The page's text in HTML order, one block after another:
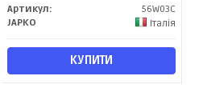
Артикул:
56W03C
JAPKO
Італія
КУПИТИ